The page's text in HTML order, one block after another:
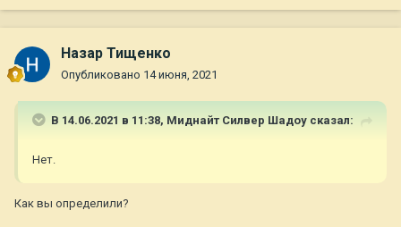
Назар Тищенко
Опубликовано 14 июня, 2021
В 14.06.2021 в 11:38, Миднайт Силвер Шадоу сказал:
Нет.
Как вы определили?